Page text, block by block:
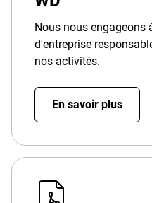
Nous nous engageons
d'entreprise
nos activités.
En savoir plus